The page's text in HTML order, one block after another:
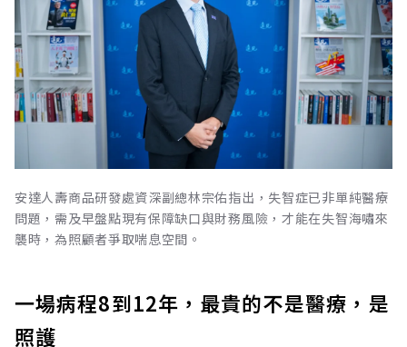
安達人壽商品研發處資深副總林宗佑指出，失智症已非單純醫療
問題，需及早盤點現有保障缺口與財務風險，才能在失智海嘯來
襲時，為照顧者爭取喘息空間。
一場病程8到12年，最貴的不是醫療，是
照護